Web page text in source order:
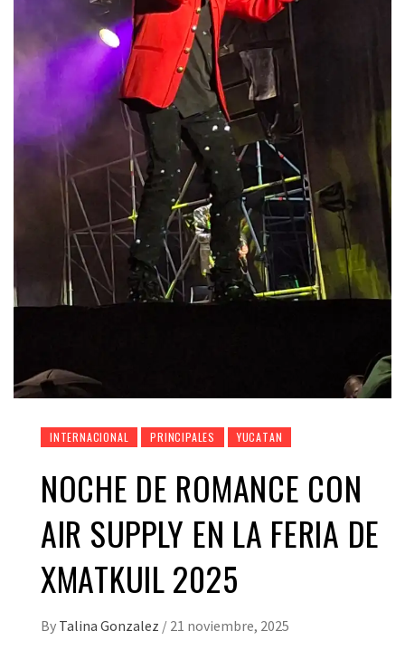
INTERNACIONAL PRINCIPALES YUCATAN
NOCHE DE ROMANCE CON
AIR SUPPLY EN LA FERIA DE
XMATKUIL 2025
By Talina Gonzalez / 21 noviembre, 2025